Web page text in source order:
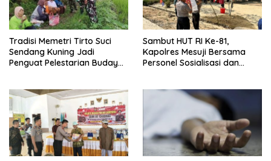
Tradisi Memetri Tirto Suci
Sendang Kuning Jadi
Penguat Pelestarian Budaya
Sambut HUT RI Ke-81,
Kapolres Mesuji Bersama
Personel Sosialisasi dan
Pengguna Jalan